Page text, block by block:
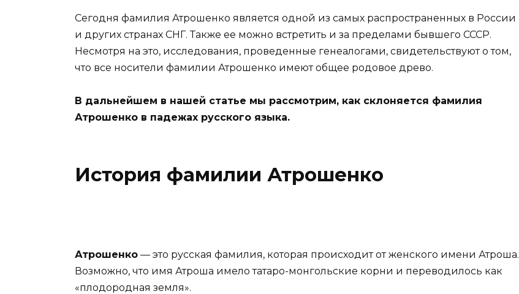
Сегодня фамилия Атрошенко является одной из самых распространенных в России
и других странах СНГ. Также ее можно встретить и за пределами бывшего СССР.
Несмотря на это, исследования, проведенные генеалогами, свидетельствуют о том,
что все носители фамилии Атрошенко имеют общее родовое древо.
В дальнейшем в нашей статье мы рассмотрим, как склоняется фамилия
Атрошенко в падежах русского языка.
История фамилии Атрошенко
Атрошенко — это русская фамилия, которая происходит от женского имени Атроша.
Возможно, что имя Атроша имело татаро-монгольские корни и переводилось как
«плодородная земля».